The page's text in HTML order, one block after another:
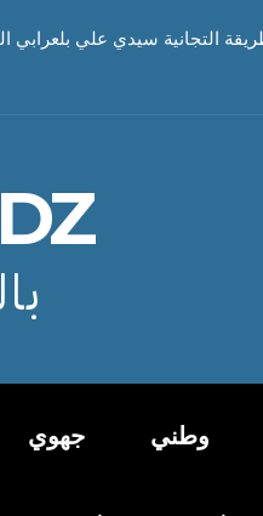
التجانية سيدي علي بلعرابي
وطني جهوي